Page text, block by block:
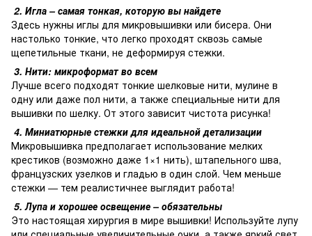
2. Игла – самая тонкая, которую вы найдете
Здесь нужны иглы для микровышивки или бисера. Они
настолько тонкие, что легко проходят сквозь самые
щепетильные ткани, не деформируя стежки.
3. Нити: микроформат во всем
Лучше всего подходят тонкие шелковые нити, мулине в
одну или даже пол нити, а также специальные нити для
вышивки по шелку. От этого зависит чистота рисунка!
4. Миниатюрные стежки для идеальной детализации
Микровышивка предполагает использование мелких
крестиков (возможно даже 1×1 нить), штапельного шва,
французских узелков и гладью в один слой. Чем меньше
стежки — тем реалистичнее выглядит работа!
5. Лупа и хорошее освещение – обязательны
Это настоящая хирургия в мире вышивки! Используйте лупу